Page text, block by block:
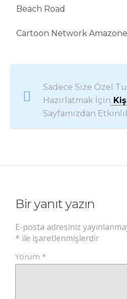
Beach Road
Cartoon Network Amazone
Sadece Size Özel
Hazırlatmak İçin
Sayfamızdan
Bir yanıt yazın
E-posta adresiniz
* ile işaretlenmişlerdir
Yorum *